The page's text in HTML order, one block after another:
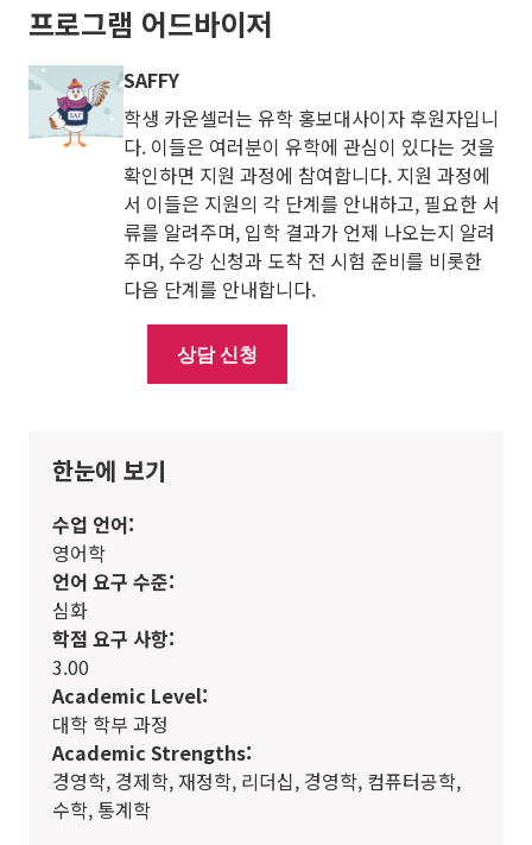
프로그램 어드바이저
SAFFY
학생 카운셀러는 유학 홍보대사이자 후원자입니
다. 이들은 여러분이 유학에 관심이 있다는 것을
확인하면 지원 과정에 참여합니다. 지원 과정에
서 이들은 지원의 각 단계를 안내하고, 필요한 서
류를 알려주며, 입학 결과가 언제 나오는지 알려
주며, 수강 신청과 도착 전 시험 준비를 비롯한
다음 단계를 안내합니다.
상담 신청
한눈에 보기
수업 언어:
영어학
언어 요구 수준:
심화
학점 요구 사항:
3.00
Academic Level:
대학 학부 과정
Academic Strengths:
경영학, 경제학, 재정학, 리더십, 경영학, 컴퓨터공학,
수학, 통계학